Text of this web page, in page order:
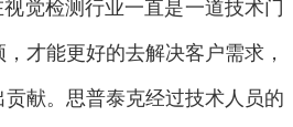
觉检测行业一直是一道技术门
才能更好的去解决客户需求，
献。思普泰克经过技术人员的